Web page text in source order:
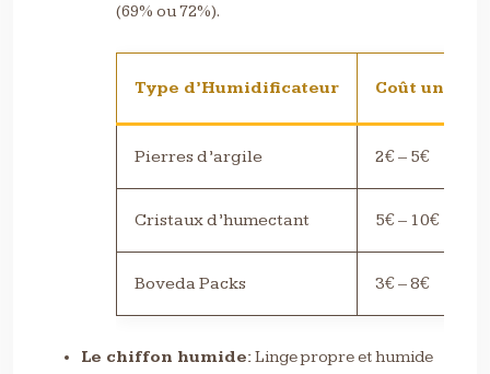
(69% ou 72%).
Type d’Humidificateur Coût
Pierres d’argile 2€ – 5€
Cristaux d’humectant 5€ – 10€
Boveda Packs 3€ – 8€
Le chiffon humide:Linge propre et humide